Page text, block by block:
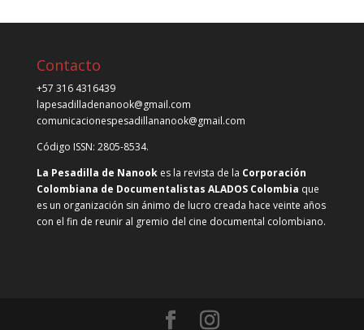
Contacto
+57 316 4316439
lapesadilladenanook@gmail.com
comunicacionespesadillananook@gmail.com
Código ISSN: 2805-8534.
La Pesadilla de Nanookes la revista de la Corporación
Colombiana de Documentalistas ALADOS Colombia que
es un organización sin ánimo de lucro creada hace veinte años
con el fin de reunir al gremio del cine documental colombiano.